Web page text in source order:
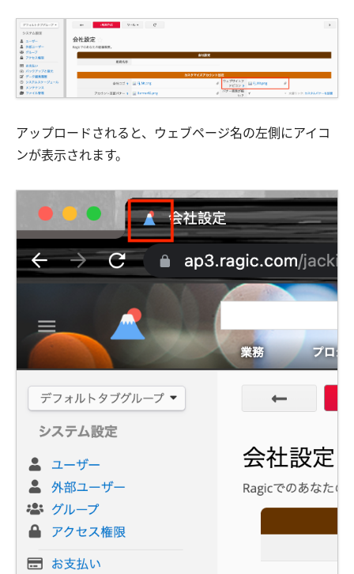
アップロードされると、ウェブページ名の左側にアイコ
ンが表示されます。